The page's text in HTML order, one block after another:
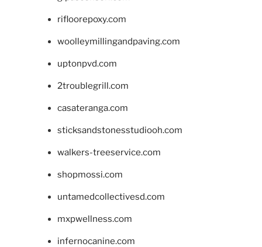
rifloorepoxy.com
woolleymillingandpaving.com
uptonpvd.com
2troublegrill.com
casateranga.com
sticksandstonesstudiooh.com
walkers-treeservice.com
shopmossi.com
untamedcollectivesd.com
mxpwellness.com
infernocanine.com